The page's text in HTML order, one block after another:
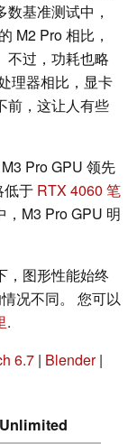
基准测试中，
M2 Pro 相比，
不过，功耗也略
理器相比，显卡
前，这让人有些
Pro GPU 领先
低于 RTX 4060 笔
，M3 Pro GPU 明
，图形性能始终
况不同。 您可以
.
6.7 | Blender|